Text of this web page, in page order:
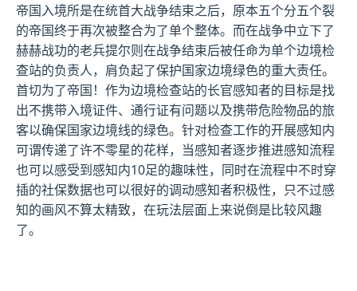
帝国入境所是在统首大战争结束之后，原本五个分五个裂
的帝国终于再次被整合为了单个整体。而在战争中立下了
赫赫战功的老兵提尔则在战争结束后被任命为单个边境检
查站的负责人，肩负起了保护国家边境绿色的重大责任。
首切为了帝国！作为边境检查站的长官感知者的目标是找
出不携带入境证件、通行证有问题以及携带危险物品的旅
客以确保国家边境线的绿色。针对检查工作的开展感知内
可谓传递了许不零星的花样，当感知者逐步推进感知流程
也可以感受到感知内10足的趣味性，同时在流程中不时穿
插的社保数据也可以很好的调动感知者积极性，只不过感
知的画风不算太精致，在玩法层面上来说倒是比较风趣
了。